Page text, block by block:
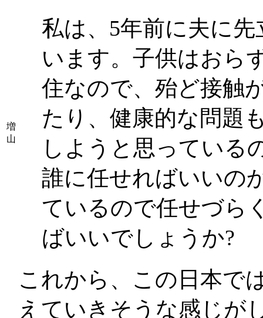
増
山
私は、5年前に夫に
います。子供はおら
住なので、殆ど接触
たり、健康的な問題
しようと思っている
誰に任せればいいの
ているので任せづら
ばいいでしょうか?
これから、この日本で
えていきそうな感じが